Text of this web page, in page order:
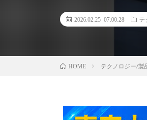
2026.02.25 07:00:28 テ
HOME テクノロジー/製